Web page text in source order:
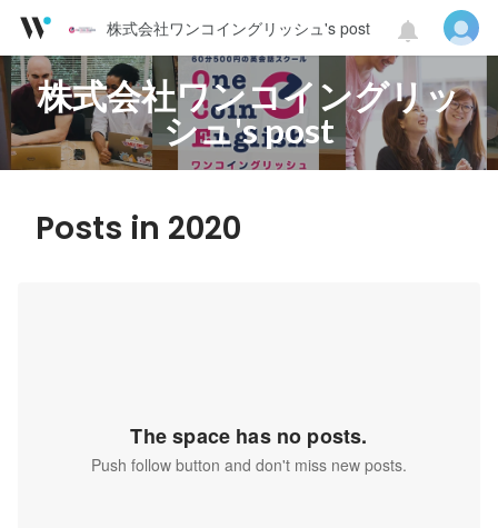
株式会社ワンコイングリッシュ's post
株式会社ワンコイングリッ
シュ's post
Posts in 2020
The space has no posts.
Push follow button and don't miss new posts.